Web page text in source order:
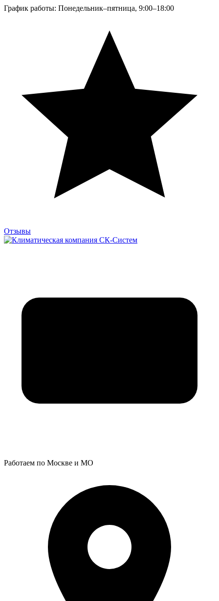
График работы: Понедельник–пятница, 9:00–18:00
Отзывы
Работаем по Москве и МО